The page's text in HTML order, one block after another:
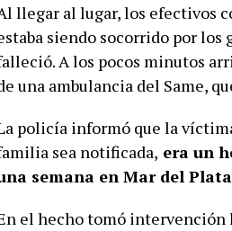
llegar al lugar, los efectivos
siendo socorrido por los
A los pocos minutos
una ambulancia del Same,
policía informó que la
sea notificada, era un
semana en Mar del
el hecho tomó intervención